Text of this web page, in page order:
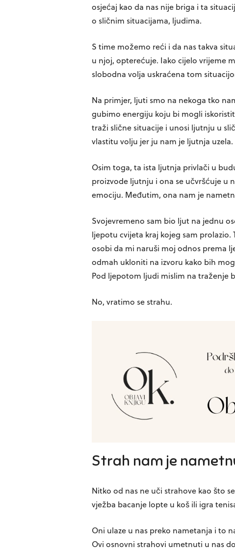
osjećaj kao da nas nije briga i ta
o sličnim situacijama, ljudima.
S time možemo reći i da nas takva
u njoj, opterećuje. Iako cijelo vrijeme
slobodna volja uskraćena tom
Na primjer, ljuti smo na nekoga tko
gubimo energiju koju bi mogli
traži slične situacije i unosi ljutnju u
vlastitu volju jer ju nam je ljutnja uzela.
Osim toga, ta ista ljutnja privlači u
proizvode ljutnju i ona se učvršćuje u
emociju. Međutim, ona nam je
Svojevremeno sam bio ljut na jednu
ljepotu cvijeta kraj kojeg sam
osobi da mi naruši moj odnos prema
odmah ukloniti na izvoru kako bih
Pod ljepotom ljudi mislim na traženje
No, vratimo se strahu.
Strah nam je
Nitko od nas ne uči strahove kao što
vježba bacanje lopte u koš ili igra
Oni ulaze u nas preko nametanja i to
Ovi osnovni strahovi umetnuti u nas